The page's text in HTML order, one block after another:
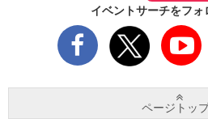
イベントサーチをフォ
ページトッ